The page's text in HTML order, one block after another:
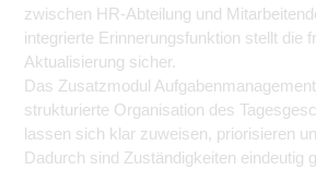
zwischen HR-Abteilung und
integrierte Erinnerungsfunktion stellt die
Aktualisierung sicher.
Das Zusatzmodul
strukturierte Organisation des
lassen sich klar zuweisen, priorisieren
Dadurch sind Zuständigkeiten eindeutig